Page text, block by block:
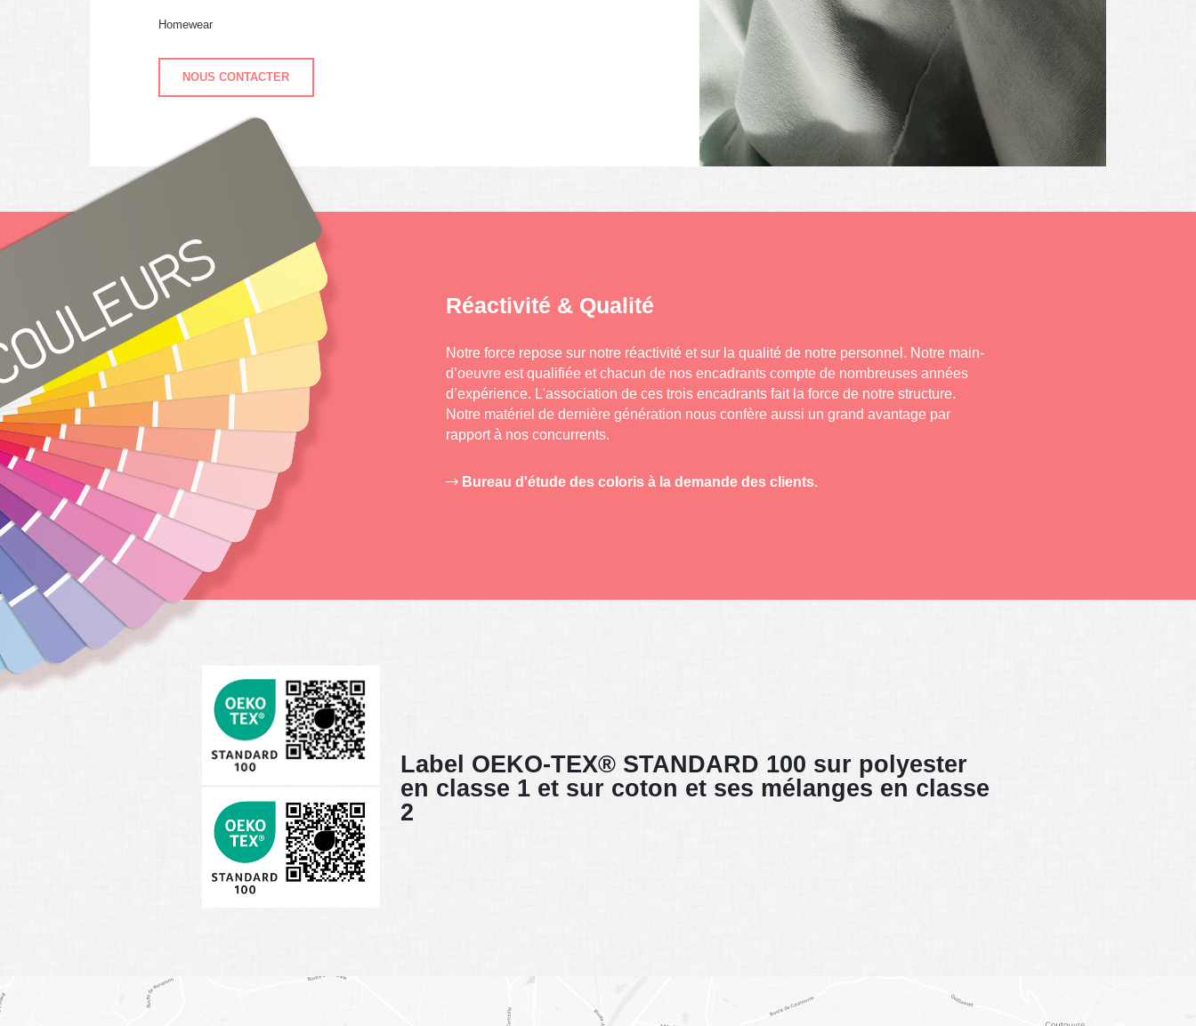
Homewear
NOUS CONTACTER
Réactivité & Qualité
Notre force repose sur notre réactivité et sur la qualité de notre personnel. Notre main-
d’oeuvre est qualifiée et chacun de nos encadrants compte de nombreuses années
d’expérience. L'association de ces trois encadrants fait la force de notre structure.
Notre matériel de dernière génération nous confère aussi un grand avantage par
rapport à nos concurrents.
Bureau d'étude des coloris à la demande des clients.
Label OEKO-TEX® STANDARD 100 sur polyester
en classe 1 et sur coton et ses mélanges en classe
2